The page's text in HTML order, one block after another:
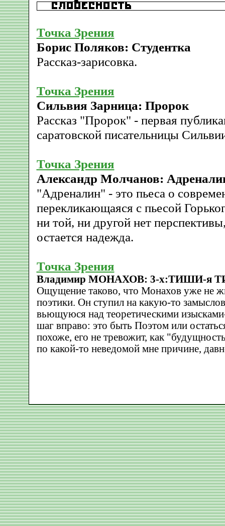
Точка Зрения
Борис Поляков: Студентка
Рассказ-зарисовка.
Точка Зрения
Сильвия Зарница: Пророк
Рассказ "Пророк" - первая
саратовской писательницы
Точка Зрения
Александр Молчанов:
"Адреналин" - это пьеса о
перекликающаяся с пьесой
ни той, ни другой нет
остается надежда.
Точка Зрения
Владимир МОНАХОВ: 3-х:ТИШИ-я
Ощущение таково, что Монахов уже не
поэтики. Он ступил на какую-то
вьющуюся над теоретическими
шаг вправо: это быть Поэтом или
похоже, его не тревожит, как
по какой-то неведомой мне причине,